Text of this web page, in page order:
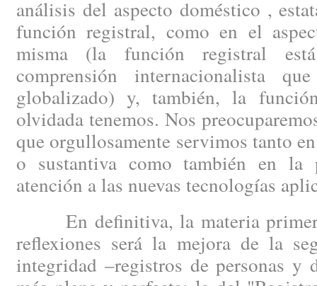
análisis del aspecto doméstico ,
función registral, como en el
misma (la función registral
comprensión internacionalista
globalizado) y, también, la
olvidada tenemos. Nos
que orgullosamente servimos tanto
o sustantiva como también en la
atención a las nuevas tecnologías
En definitiva, la materia
reflexiones será la mejora de la
integridad –registros de personas y